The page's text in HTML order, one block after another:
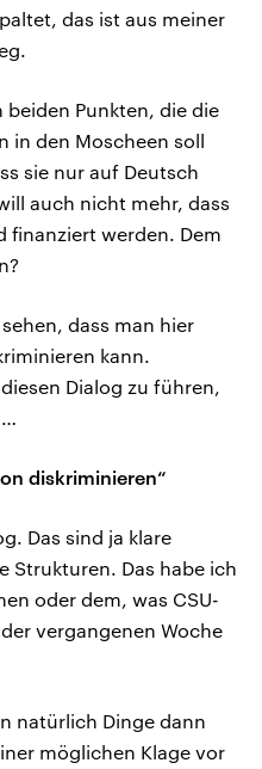
das ist aus meiner
beiden Punkten, die die
in den Moscheen soll
sie nur auf Deutsch
auch nicht mehr, dass
finanziert werden. Dem
dass man hier
kann.
Dialog zu führen,
…
diskriminieren“
Das sind ja klare
Strukturen. Das habe ich
oder dem, was CSU-
vergangenen Woche
natürlich Dinge dann
möglichen Klage vor